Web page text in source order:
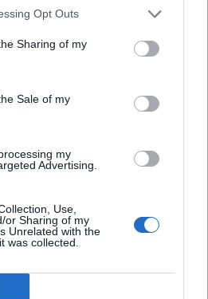
Opt Outs
Sharing of my
Sale of my
my
Advertising.
Use,
or Sharing of my
Unrelated with the
was collected.
του.